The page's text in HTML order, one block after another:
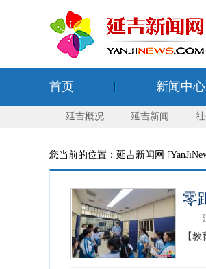
首页 新闻中心
延吉概况 延吉新闻
您当前的位置：延吉新闻网
零
延
【教